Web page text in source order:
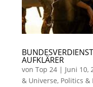
AUFKLÄRER
von Top 24| Juni 10,
& Universe, Politics &